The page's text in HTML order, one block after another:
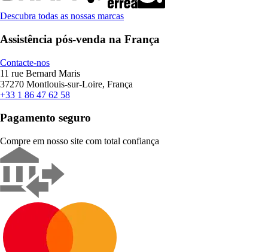
Descubra todas as nossas marcas
Assistência pós-venda na França
Contacte-nos
11 rue Bernard Maris
37270 Montlouis-sur-Loire, França
+33 1 86 47 62 58
Pagamento seguro
Compre em nosso site com total confiança